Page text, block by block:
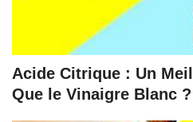
Acide Citrique : Un
Que le Vinaigre Blanc ?